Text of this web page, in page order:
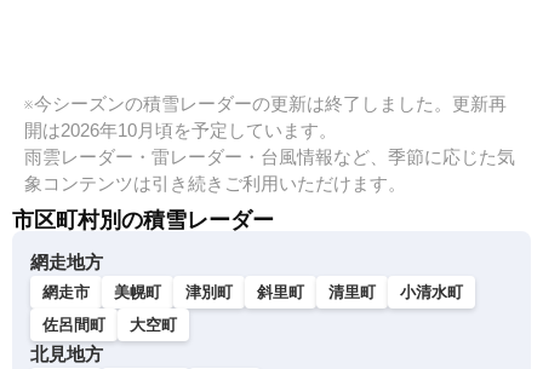
※今シーズンの積雪レーダーの更新は終了しました。更新再
開は2026年10月頃を予定しています。
雨雲レーダー・雷レーダー・台風情報など、季節に応じた気
象コンテンツは引き続きご利用いただけます。
市区町村別の積雪レーダー
網走地方
網走市 美幌町 津別町 斜里町 清里町
小清水町
佐呂間町
大空町
北見地方